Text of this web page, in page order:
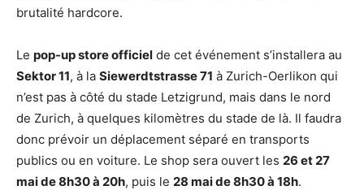
brutalité hardcore.
Le pop-up store officiel de cet événement s’installera au
Sektor 11, à la Siewerdtstrasse 71 à Zurich-Oerlikon qui
n’est pas à côté du stade Letzigrund, mais dans le nord
de Zurich, à quelques kilomètres du stade de là. Il faudra
donc prévoir un déplacement séparé en transports
publics ou en voiture. Le shop sera ouvert les 26 et 27
mai de 8h30 à 20h, puis le 28 mai de 8h30 à 18h.